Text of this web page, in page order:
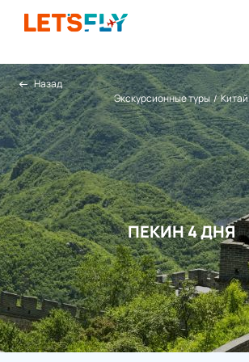
Назад
Экскурсионные туры / Китай
ПЕКИН 4 ДНЯ